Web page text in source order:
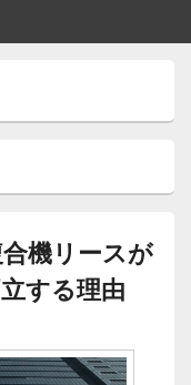
機リースが
する理由